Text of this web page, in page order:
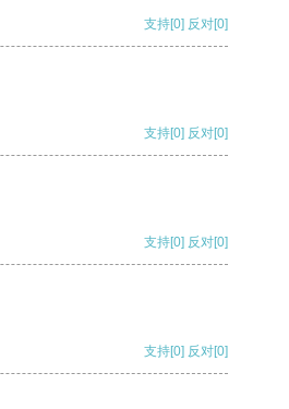
支持[0] 反对[0]
支持[0] 反对[0]
支持[0] 反对[0]
支持[0] 反对[0]